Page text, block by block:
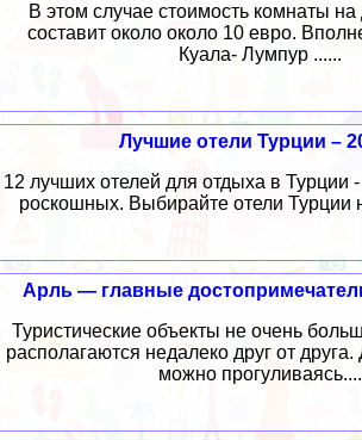
В этом случае стоимость комнаты на
составит около около 10 евро.
Куала- Лумпур ......
Лучшие отели Турции –
12 лучших отелей для отдыха в Турции
роскошных. Выбирайте отели Турции
Арль — главные
Туристические объекты не очень
располагаются недалеко друг от
можно прогуливаясь....